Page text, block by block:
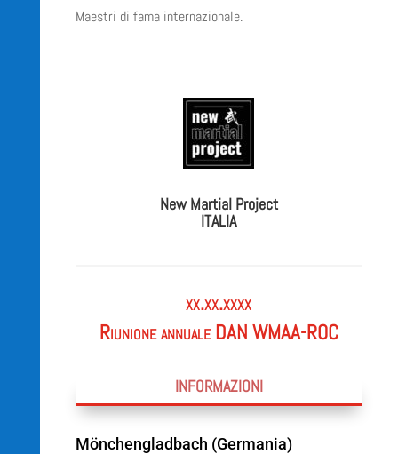
Maestri di fama internazionale.
New Martial Project
ITALIA
xx.xx.xxxx
Riunione annuale DAN WMAA-ROC
INFORMAZIONI
Mönchengladbach (Germania)